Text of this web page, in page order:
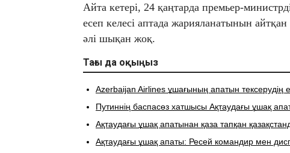
Айта кетері, 24 қаңтарда премьер-
есеп келесі аптада жарияланатынын
әлі шықан жоқ.
Тағы да оқыңыз
​Azerbaijan Airlines ұшағының апатын тексерудің
Путиннің баспасөз хатшысы Ақтаудағы ұшақ
​Ақтаудағы ұшақ апатынан қаза тапқан
Ақтаудағы ұшақ апаты: Ресей командир мен